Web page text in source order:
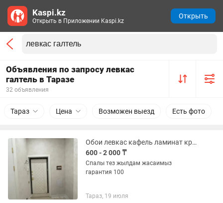
Объявления по запросу левкас
галтель в Таразе
32 объявления
Тараз Цена Возможен выезд Есть фото
Обои левкас кафель ламинат краска галтель мокри шелк плинтус
600 - 2 000 ₸
Спалы тез жылдам жасаимыз
гарантия 100
Тараз, 19 июля
Kaspi.kz
Открыть в Приложении Kaspi.kz
Открыть